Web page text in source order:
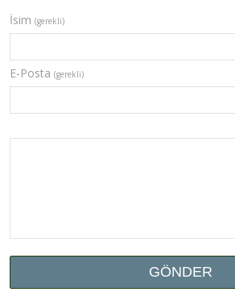
İsim (gerekli)
E-Posta (gerekli)